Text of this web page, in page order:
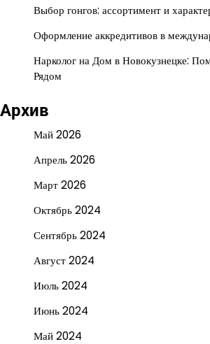
Выбор гонгов: ассортимент и
Оформление аккредитивов в
Нарколог на Дом в Новокузнецке:
Рядом
Архив
Май 2026
Апрель 2026
Март 2026
Октябрь 2024
Сентябрь 2024
Август 2024
Июль 2024
Июнь 2024
Май 2024